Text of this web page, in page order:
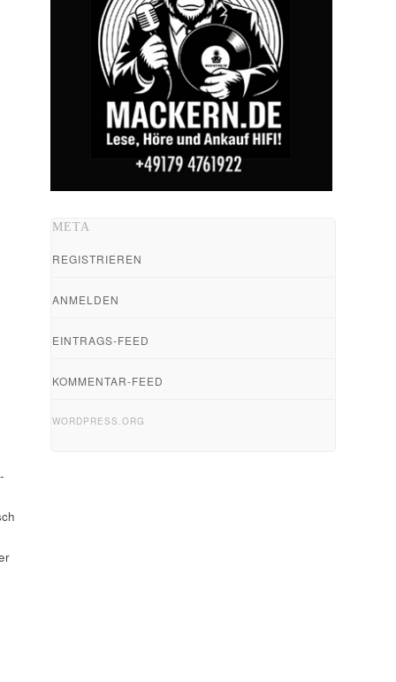
META
REGISTRIEREN
ANMELDEN
EINTRAGS-FEED
KOMMENTAR-FEED
WORDPRESS.ORG